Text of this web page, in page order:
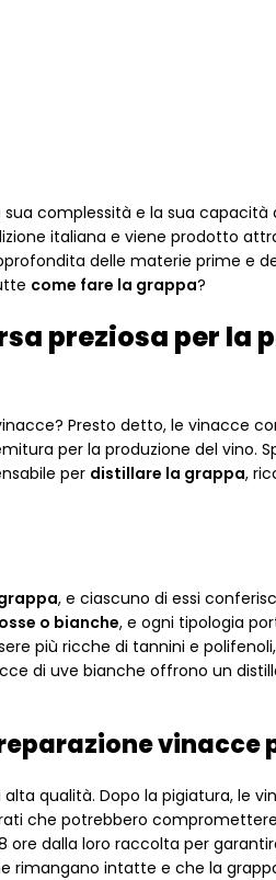
complessità e la sua capacità
italiana e viene prodotto
delle materie prime e
come fare la grappa?
preziosa per la
Presto detto, le vinacce
per la produzione del vino.
per distillare la grappa,
, e ciascuno di essi
o bianche, e ogni tipologia
più ricche di tannini e
di uve bianche offrono un
vinacce
alta qualità. Dopo la pigiatura, le
che potrebbero
dalla loro raccolta per
intatte e che la